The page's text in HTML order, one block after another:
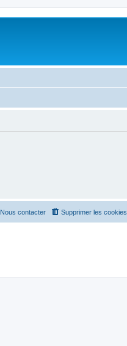
Supprimer les cookies
Nous contacter